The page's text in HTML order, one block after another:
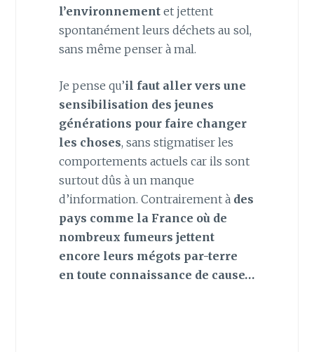
l’environnementet jettent
spontanément leurs déchets au sol,
sans même penser à mal.
Je pense qu’il faut aller vers une
sensibilisation des jeunes
générations pour faire changer
les choses, sans stigmatiser les
comportements actuels car ils sont
surtout dûs à un manque
d’information. Contrairement à des
pays comme la France où de
nombreux fumeurs jettent
encore leurs mégots par-terre
en toute connaissance de cause…